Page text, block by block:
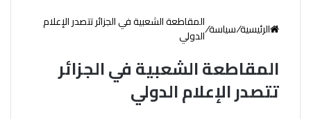
الرئيسية/سياسة/المقاطعة الشعبية في الجزائر تتصدر الإعلام
الدولي
المقاطعة الشعبية في الجزائر
تتصدر الإعلام الدولي